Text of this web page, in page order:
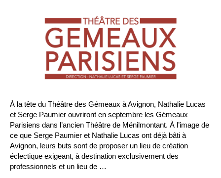
À la tête du Théâtre des Gémeaux à Avignon, Nathalie Lucas
et Serge Paumier ouvriront en septembre les Gémeaux
Parisiens dans l’ancien Théâtre de Ménilmontant. À l’image de
ce que Serge Paumier et Nathalie Lucas ont déjà bâti à
Avignon, leurs buts sont de proposer un lieu de création
éclectique exigeant, à destination exclusivement des
professionnels et un lieu de …